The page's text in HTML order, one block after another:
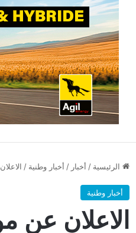
الرئيسية / أخبار / أخبار وطنية /
أخبار وطنية
الاعلان عن